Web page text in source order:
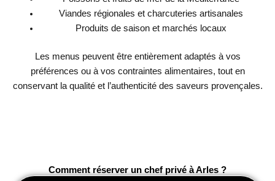
Viandes régionales et charcuteries artisanales
Produits de saison et marchés locaux
Les menus peuvent être entièrement adaptés à vos
préférences ou à vos contraintes alimentaires, tout en
conservant la qualité et l’authenticité des saveurs provençales.
Comment réserver un chef privé à Arles ?